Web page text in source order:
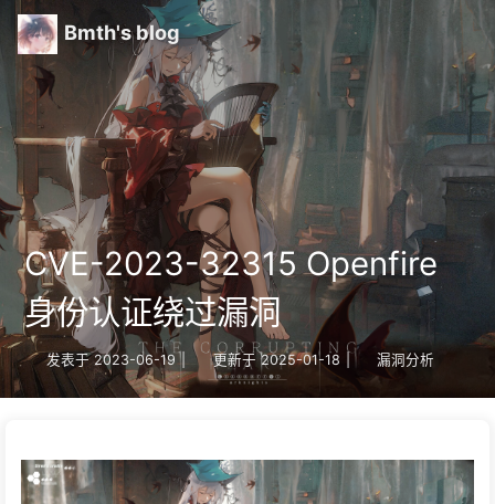
Bmth's blog
CVE-2023-32315 Openfire
身份认证绕过漏洞
发表于 2023-06-19 | 更新于 2025-01-18 漏洞分析